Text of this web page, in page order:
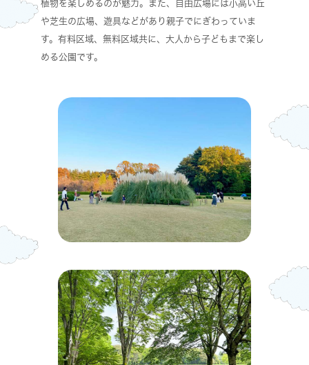
植物を楽しめるのが魅力。また、自由広場には小高い丘
や芝生の広場、遊具などがあり親子でにぎわっていま
す。有料区域、無料区域共に、大人から子どもまで楽し
める公園です。